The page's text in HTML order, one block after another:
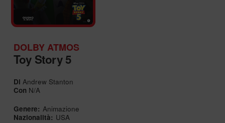
DOLBY ATMOS
Toy Story 5
Di Andrew Stanton
Con N/A
Genere: Animazione
Nazionalità: USA